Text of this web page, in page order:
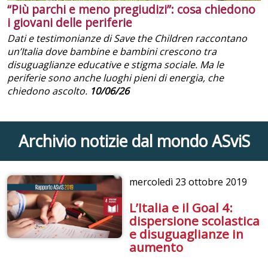
“Più parchi e meno pregiudizi”: cosa chiedono
i giovani delle periferie
Dati e testimonianze di Save the Children raccontano
un’Italia dove bambine e bambini crescono tra
disuguaglianze educative e stigma sociale. Ma le
periferie sono anche luoghi pieni di energia, che
chiedono ascolto. 10/06/26
Archivio notizie dal mondo ASviS
mercoledì 23 ottobre 2019
L’Italia e il Goal 4:
dispersione scolastica
e disuguaglianze in
aumento